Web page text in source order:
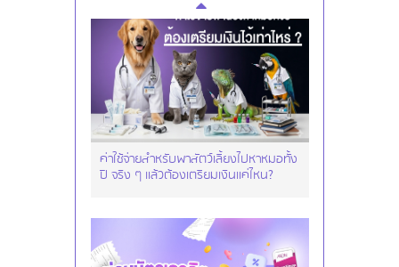
ค่าใช้จ่ายสำหรับพาสัตว์เลี้ยงไปหาหมอทั้ง
ปี จริง ๆ แล้วต้องเตรียมเงินแค่ไหน?